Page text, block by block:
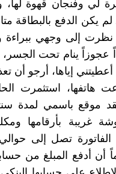
لي وفنجان قهوة لها،
إذ لم يكن الدفع
إلى وجهي ببراءة
عجوزاً ينام تحت
أعطيتني إياها، أرجو أن
هاتفها، استثمرت
موقع باسمي لمدة
غريبة بأرقامها
تصل إلى
أن أدفع المبلغ من